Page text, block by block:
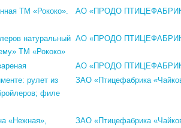
ТМ «Рококо».
АО «ПРОДО
натуральный
ТМ «Рококо»
АО «ПРОДО
АО «ПРОДО
рулет из
филе
ЗАО «Птицефабрика
«Нежная»,
ЗАО «Птицефабрика